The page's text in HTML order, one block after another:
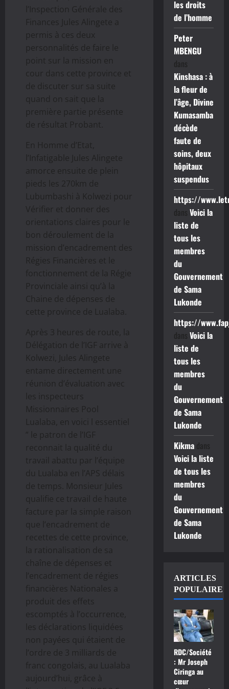
l’Inspection Générale des
Finances Jules Alingete a
permis à ces deux
personnalités de faire le
point sur la mission en
cour dans cette province et
de discuter sur sa suite
quand on sait que la
première partie présente
de résultat Probant.
En Homme d’Etat,
l’Infatigable Jules Alingete
amorce ensuite de plein
pieds les 270km de
Lubumbashi à Kolwezi pour
Vérifier et donner des
orientations claires pour le
bon déroulement de la
mission d’encadrement des
Régies Financières et le
fonctionnement de la Régie
Provinciale ainsi qu’à la
Chaine de dépenses de
cette province de Lualaba.
Après 3 heures de route, la
Délégation de l’IGF arrive à
Kolwezi, Jules Alingete
entame directement une
réunion d’évaluation avec
les inspecteurs
Missionnaires Pool
Lualaba, en voici l essentiel
” le patron de l’IGF
reconnait la qualité du
travail abattu par l’équipe
du Lualaba en l’APS délais
de temps. Monsieur Jules
qualifie ce travail de haute
facture par la simple raison
que l’encadrement de
recettes de cette province,
la rationalisation de sa
chaîne de dépenses et
l’encadrement de régies
financières Nationales a
produit des effets
escomptés à l’occurrence,
les déclarations liquidées
non payées qui étaient de
l’ordre de 3 milliards de
franc congolais, au Lualaba
aujourd’hui, grâce à
les droits
de l’homme
Peter
MBENGU
dans
Kinshasa : à
la fleur de
l’âge, Divine
Kumasamba
décède
faute de
soins, deux
hôpitaux
suspendus
https://
dans Voici la
liste de
tous les
membres
du
Gouvernement
de Sama
Lukonde
https://
dans Voici la
liste de
tous les
membres
du
Gouvernement
de Sama
Lukonde
Kikmadans
Voici la liste
de tous les
membres
du
Gouvernement
de Sama
Lukonde
ARTICLES
POPULAIRE
RDC/Société
: Mr Joseph
Ciringa au
cœur